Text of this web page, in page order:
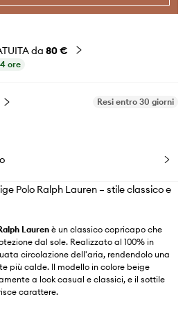
da 80 €
ore
Resi entro 30 giorni
Polo Ralph Lauren – stile classico e
Lauren è un classico copricapo che
dal sole. Realizzato al 100% in
circolazione dell'aria, rendendolo una
più calde. Il modello in colore beige
a look casual e classici, e il sottile
carattere.